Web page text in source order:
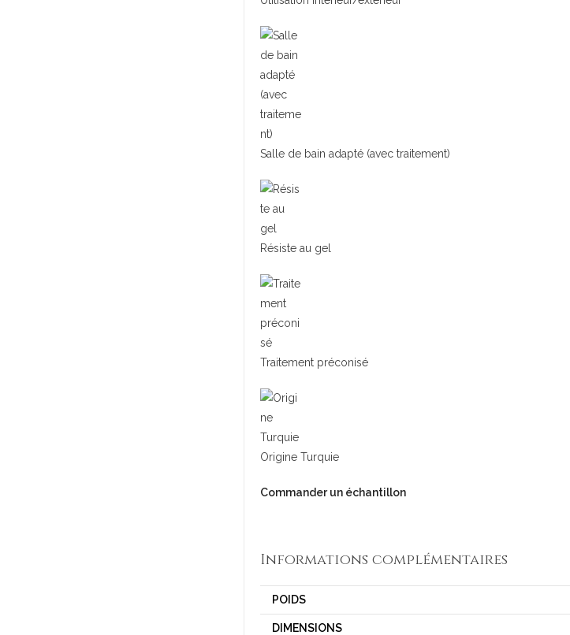
Salle de bain adapté (avec traitement)
Résiste au gel
Traitement préconisé
Origine Turquie
Commander un échantillon
Informations complémentaires
POIDS
DIMENSIONS